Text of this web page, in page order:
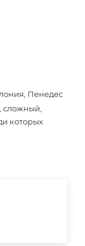
Пенедес
которых